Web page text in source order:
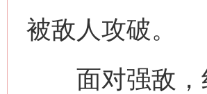
被敌人攻破。
面对强敌，